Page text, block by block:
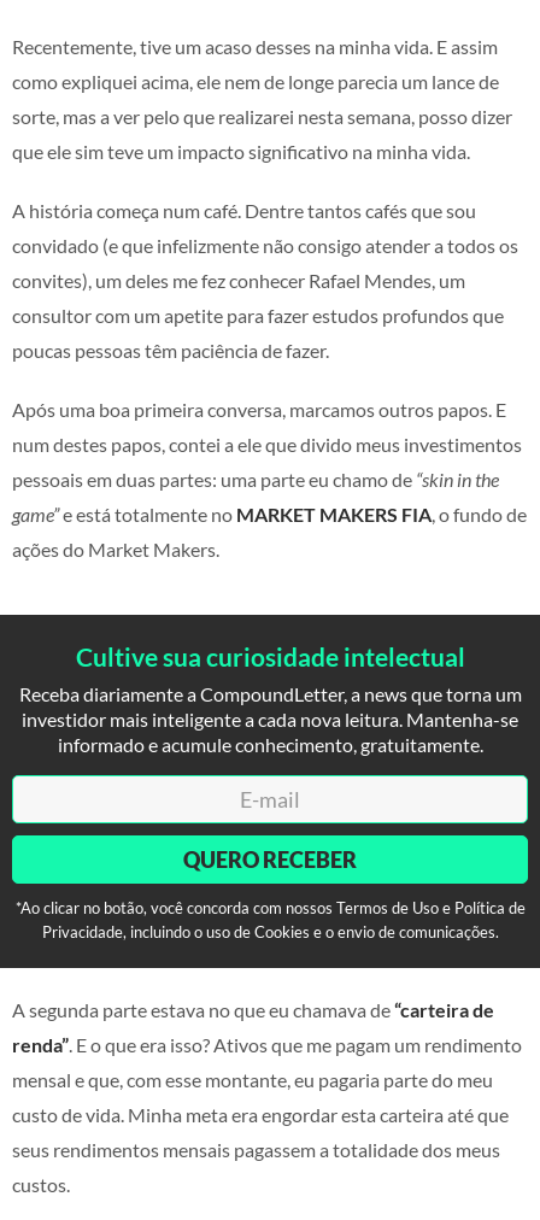
Recentemente, tive um acaso desses na minha vida. E assim
como expliquei acima, ele nem de longe parecia um lance de
sorte, mas a ver pelo que realizarei nesta semana, posso dizer
que ele sim teve um impacto significativo na minha vida.
A história começa num café. Dentre tantos cafés que sou
convidado (e que infelizmente não consigo atender a todos os
convites), um deles me fez conhecer Rafael Mendes, um
consultor com um apetite para fazer estudos profundos que
poucas pessoas têm paciência de fazer.
Após uma boa primeira conversa, marcamos outros papos. E
num destes papos, contei a ele que divido meus investimentos
pessoais em duas partes: uma parte eu chamo de “skin in the
game”e está totalmente no MARKET MAKERS FIA, o fundo de
ações do Market Makers.
Cultive sua curiosidade intelectual
Receba diariamente a CompoundLetter, a news que torna um
investidor mais inteligente a cada nova leitura. Mantenha-se
informado e acumule conhecimento, gratuitamente.
QUERO RECEBER
*Ao clicar no botão, você concorda com nossos Termos de Uso e Política de
Privacidade, incluindo o uso de Cookies e o envio de comunicações.
A segunda parte estava no que eu chamava de“carteira de
renda”. E o que era isso? Ativos que me pagam um rendimento
mensal e que, com esse montante, eu pagaria parte do meu
custo de vida. Minha meta era engordar esta carteira até que
seus rendimentos mensais pagassem a totalidade dos meus
custos.